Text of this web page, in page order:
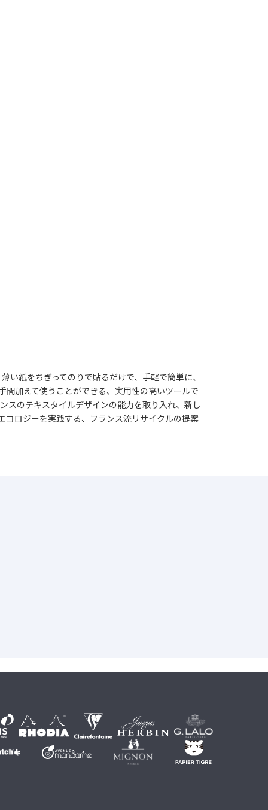
紙をちぎってのりで貼るだけで、手軽で簡単に、
加えて使うことができる、実用性の高いツールで
スのテキスタイルデザインの能力を取り入れ、新し
コロジーを実践する、フランス流リサイクルの提案